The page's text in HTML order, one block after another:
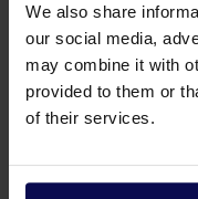
We also share
our social media,
may combine it with
provided to them or
of their services.
Unsere
bei der Suche
Ihr Problem!